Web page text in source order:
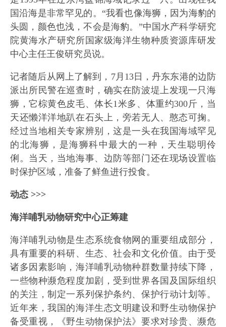
国沿海是非常罕见的。“我看也像海狮，因为海豹的
头圆，颜色也浅，不会是海豹。”中国水产科学研究
院黄海水产研究所国家级海洋生物种质资源库研发
中心主任王俊研究员说。
记者随后从网上了解到，7月13日，丹东东港的边防
派出所民警在巡查时，确实在防波堤上发现一只海
狮，它棕黄色皮毛、体长1米多、体重约300斤，当
天还懒洋洋地趴在石头上，旁若无人、憨态可掬。
经过当地相关专家辨别，这是一头在我国海域罕见
的北海狮，是海狮科中最大的一种，天生聪明伶
俐。当天，当地海事、边防等部门还在现场设置临
时保护区域，准备了鲜鱼进行投食。
动态 >>>
海洋哺乳动物研究中心正筹建
海洋哺乳动物是生态系统食物网的重要组成部分，
具有重要的科研、生态、社会和文化价值。由于受
诸多因素影响，海洋哺乳动物种群数量持续下降，
一些物种濒危程度加剧，受到世界各国及国际组织
的关注，制定一系列保护条约、保护行动计划等。
近年来，我国的海洋生态文明建设和野生动物保护
备受重视，《野生动物保护法》要求对珍贵、濒危